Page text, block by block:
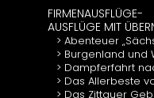
FIRMENAUSFLÜGE-
AUSFLÜGE MIT
Abenteuer
Burgenland und
Dampferfahrt
Das Allerbeste
Das Zittauer